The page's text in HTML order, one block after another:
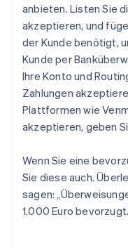
anbieten. Listen Sie
akzeptieren, und
der Kunde benötigt,
Kunde per
Ihre Konto und
Zahlungen
Plattformen wie
akzeptieren, geben
Wenn Sie eine
Sie diese auch.
sagen:
1.000 Euro